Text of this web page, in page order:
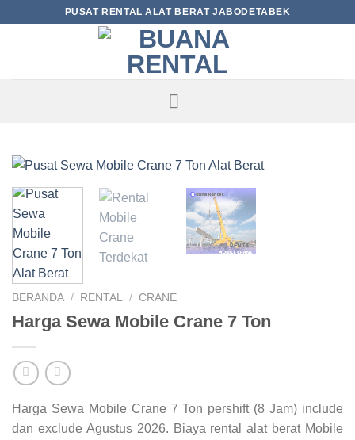
PUSAT RENTAL ALAT BERAT JABODETABEK
BERANDA / RENTAL / CRANE
Harga Sewa Mobile Crane 7 Ton
Harga Sewa Mobile Crane 7 Ton pershift (8 Jam) include
dan exclude Agustus 2026. Biaya rental alat berat Mobile